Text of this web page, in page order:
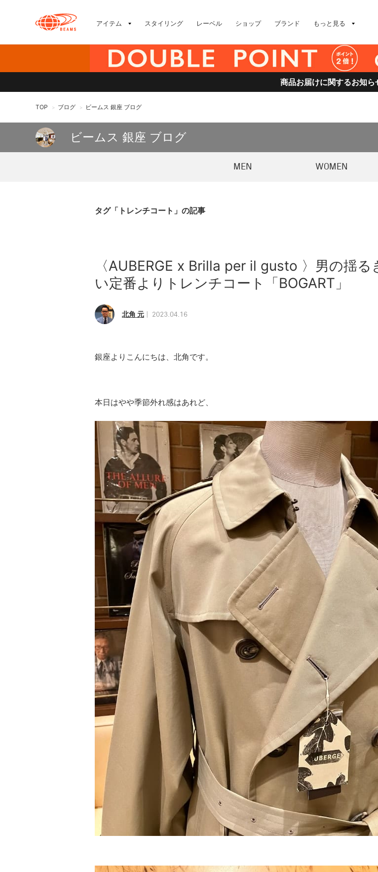
アイテム スタイリング レーベル ショップ ブランド もっと見る
商品お届けに関するお知ら
TOP > ブログ > ビームス 銀座 ブログ
ビームス 銀座 ブログ
MEN WOMEN
タグ「トレンチコート」の記事
〈AUBERGE x Brilla per il gusto 〉男の揺る
い定番よりトレンチコート「BOGART」
北角 元 2023.04.16
銀座よりこんにちは、北角です。
本日はやや季節外れ感はあれど、